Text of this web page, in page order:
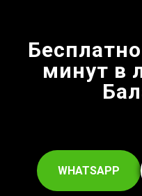
минут в
WHATSAPP